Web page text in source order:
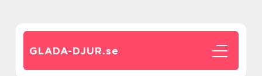
GLADA-DJUR.se